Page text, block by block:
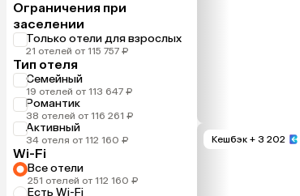
Ограничения при
заселении
Только отели для взрослых
21 отелей от 115 757 ₽
Тип отеля
Семейный
19 отелей от 113 647 ₽
Романтик
38 отелей от 116 261 ₽
Активный
34 отеля от 112 160 ₽
Wi-Fi
Все отели
251 отелей от 112 160 ₽
Есть Wi-Fi
Кешбэк + 3 202